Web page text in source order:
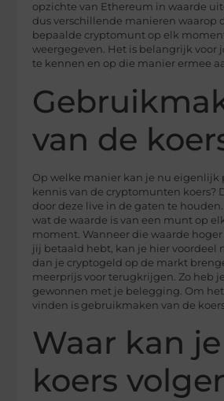
opzichte van Ethereum in waarde
dus verschillende manieren waarop
bepaalde cryptomunt op elk
weergegeven. Het is belangrijk voor
te kennen en op die manier ermee
van de
Op welke manier kan je nu eigenlijk
kennis van de cryptomunten koers?
door deze live in de gaten te
wat de waarde is van een munt op
moment. Wanneer die waarde
jij betaald hebt, kan je hier voordeel
dan je cryptogeld op de markt
meerprijs voor terugkrijgen. Zo heb
gewonnen met je belegging. Om
vinden is gebruikmaken van de
Waar kan
koers